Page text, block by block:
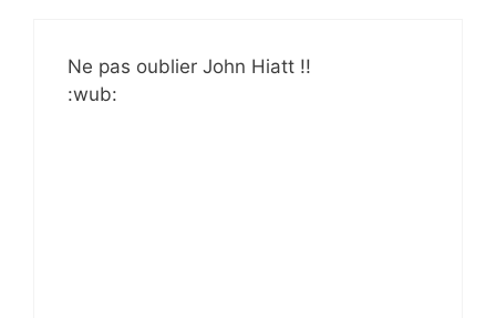
Ne pas oublier John Hiatt !!
:wub: